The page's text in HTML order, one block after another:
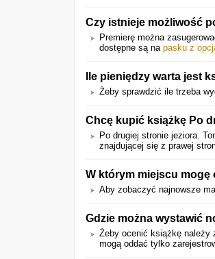
Czy istnieje możliwość
Premierę można
dostępne są na pasku z
Ile pieniędzy warta jest
Żeby sprawdzić ile trzeba
Chcę kupić książkę Po
Po drugiej stronie jeziora.
znajdującej się z prawej
W którym miejscu mogę
Aby zobaczyć najnowsze
Gdzie można wystawić
Żeby ocenić książkę należy
mogą oddać tylko